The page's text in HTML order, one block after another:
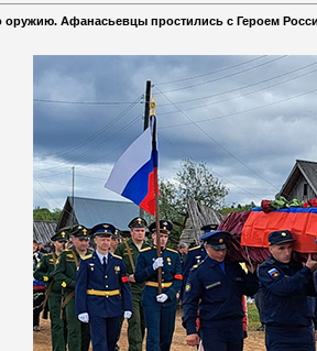
Афанасьевцы простились с Героем